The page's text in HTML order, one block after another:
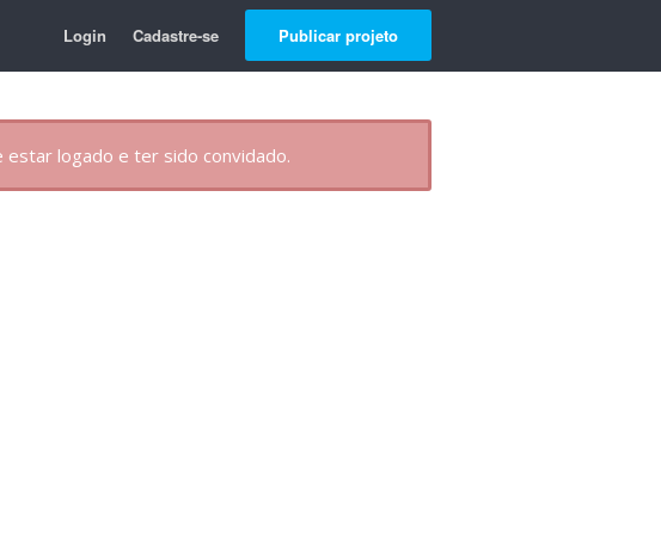
Login Cadastre-se Publicar projeto
logado e ter sido convidado.